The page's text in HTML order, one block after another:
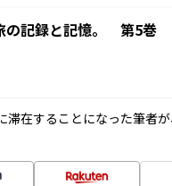
の記録と記憶。 第5巻
滞在することになった筆者